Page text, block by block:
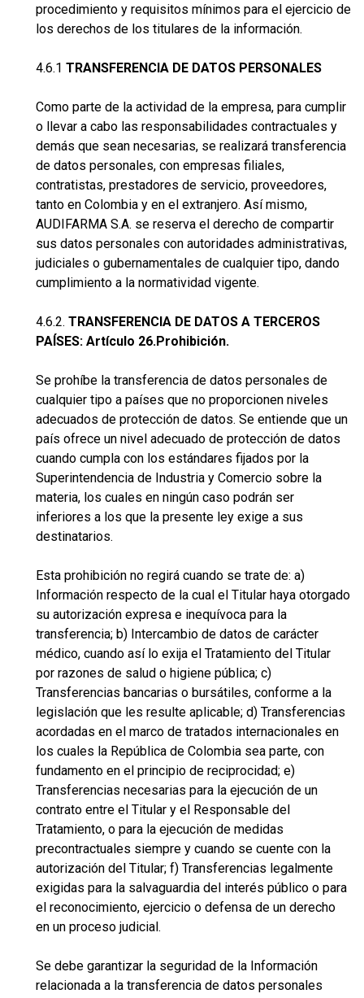
procedimiento y requisitos mínimos para el ejercicio de
los derechos de los titulares de la información.
4.6.1 TRANSFERENCIA DE DATOS PERSONALES
Como parte de la actividad de la empresa, para cumplir
o llevar a cabo las responsabilidades contractuales y
demás que sean necesarias, se realizará transferencia
de datos personales, con empresas filiales,
contratistas, prestadores de servicio, proveedores,
tanto en Colombia y en el extranjero. Así mismo,
AUDIFARMA S.A. se reserva el derecho de compartir
sus datos personales con autoridades administrativas,
judiciales o gubernamentales de cualquier tipo, dando
cumplimiento a la normatividad vigente.
4.6.2. TRANSFERENCIA DE DATOS A TERCEROS
PAÍSES: Artículo 26.Prohibición.
Se prohíbe la transferencia de datos personales de
cualquier tipo a países que no proporcionen niveles
adecuados de protección de datos. Se entiende que un
país ofrece un nivel adecuado de protección de datos
cuando cumpla con los estándares fijados por la
Superintendencia de Industria y Comercio sobre la
materia, los cuales en ningún caso podrán ser
inferiores a los que la presente ley exige a sus
destinatarios.
Esta prohibición no regirá cuando se trate de: a)
Información respecto de la cual el Titular haya otorgado
su autorización expresa e inequívoca para la
transferencia; b) Intercambio de datos de carácter
médico, cuando así lo exija el Tratamiento del Titular
por razones de salud o higiene pública; c)
Transferencias bancarias o bursátiles, conforme a la
legislación que les resulte aplicable; d) Transferencias
acordadas en el marco de tratados internacionales en
los cuales la República de Colombia sea parte, con
fundamento en el principio de reciprocidad; e)
Transferencias necesarias para la ejecución de un
contrato entre el Titular y el Responsable del
Tratamiento, o para la ejecución de medidas
precontractuales siempre y cuando se cuente con la
autorización del Titular; f) Transferencias legalmente
exigidas para la salvaguardia del interés público o para
el reconocimiento, ejercicio o defensa de un derecho
en un proceso judicial.
Se debe garantizar la seguridad de la Información
relacionada a la transferencia de datos personales